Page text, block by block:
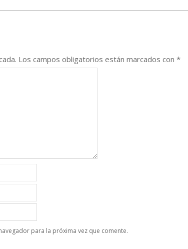
Los campos obligatorios están marcados con *
para la próxima vez que comente.